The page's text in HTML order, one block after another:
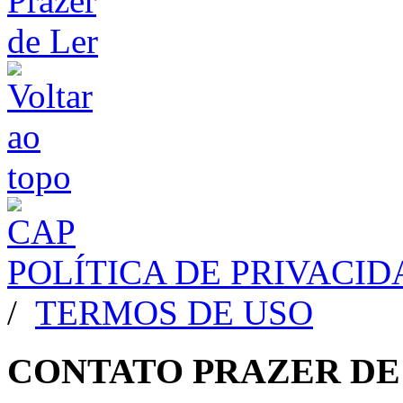
POLÍTICA DE
/ TERMOS DE USO
CONTATO PRAZER